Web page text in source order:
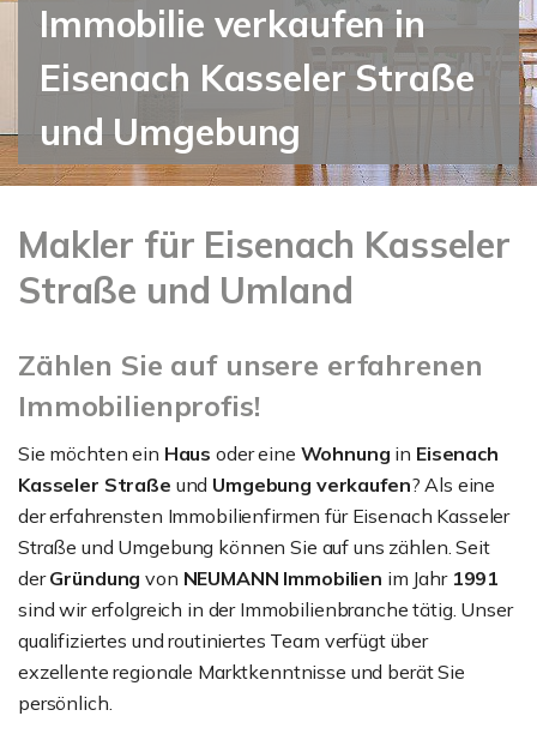
Immobilie verkaufen in
Eisenach Kasseler Straße
und Umgebung
Makler für Eisenach Kasseler
Straße und Umland
Zählen Sie auf unsere erfahrenen
Immobilienprofis!
Sie möchten ein Haus oder eine Wohnung in Eisenach
Kasseler Straße und Umgebung verkaufen? Als eine
der erfahrensten Immobilienfirmen für Eisenach Kasseler
Straße und Umgebung können Sie auf uns zählen. Seit
derGründungvon NEUMANN Immobilien im Jahr 1991
sind wir erfolgreich in der Immobilienbranche tätig. Unser
qualifiziertes und routiniertes Team verfügt über
exzellente regionale Marktkenntnisse und berät Sie
persönlich.